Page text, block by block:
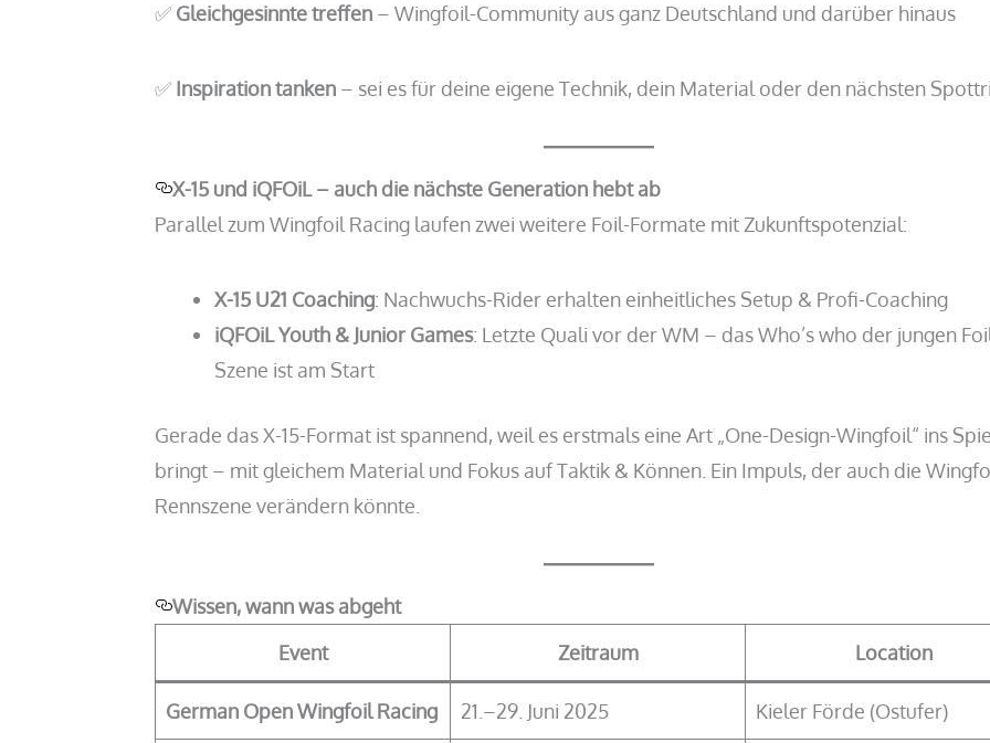
✅ Gleichgesinnte treffen – Wingfoil-Community aus ganz Deutschland und darüber hinaus
✅ Inspiration tanken – sei es für deine eigene Technik, dein Material oder den nächsten
X-15 und iQFOiL – auch die nächste Generation hebt ab
Parallel zum Wingfoil Racing laufen zwei weitere Foil-Formate mit Zukunftspotenzial:
X-15 U21 Coaching: Nachwuchs-Rider erhalten einheitliches Setup & Profi-Coaching
iQFOiL Youth & Junior Games: Letzte Quali vor der WM – das Who’s who der jungen
Szene ist am Start
Gerade das X-15-Format ist spannend, weil es erstmals eine Art „One-Design-Wingfoil“ ins
bringt – mit gleichem Material und Fokus auf Taktik & Können. Ein Impuls, der auch die
Rennszene verändern könnte.
Wissen, wann was abgeht
Event
Zeitraum Location
German Open Wingfoil Racing 21.–29. Juni 2025 Kieler Förde (Ostufer)